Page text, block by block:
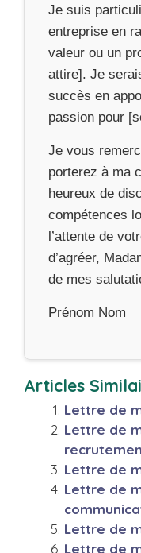
Je suis
entreprise en
valeur ou un
attire]. Je
succès en
passion pour
Je vous
porterez à ma
heureux de
compétences
l’attente de
d’agréer,
de mes
Prénom Nom
Articles
Lettre de
Lettre de
Lettre de
Lettre de
Lettre de
Lettre de